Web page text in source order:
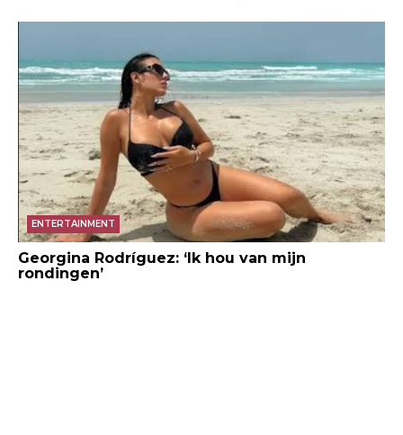
ENTERTAINMENT
Georgina Rodríguez: ‘Ik hou van mijn
rondingen’